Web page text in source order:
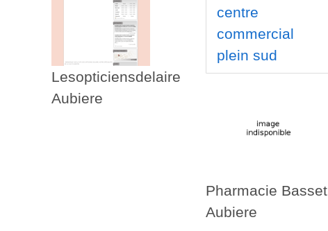
Lesopticiensdelaire
Aubiere
centre
commercial
plein sud
Pharmacie Basset
Aubiere